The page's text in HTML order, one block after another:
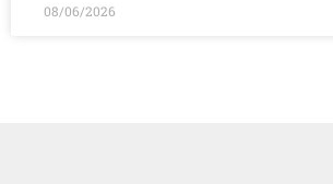
08/06/2026